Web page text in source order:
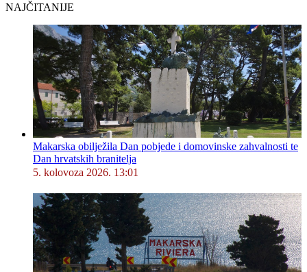
NAJČITANIJE
Makarska obilježila Dan pobjede i domovinske zahvalnosti te
Dan hrvatskih branitelja
5. kolovoza 2026. 13:01